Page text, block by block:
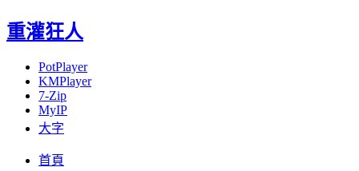
重灌狂人
PotPlayer
KMPlayer
7-Zip
MyIP
大字
首頁